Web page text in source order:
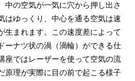
中の空気が一気に穴から押し出さ
はゆっくり、中心を通る空気は速
生まれます。この速度差によって
ーナツ状の渦（渦輪）ができる仕
座ではレーザーを使って空気の流
原理が実際に目の前で起こる様子